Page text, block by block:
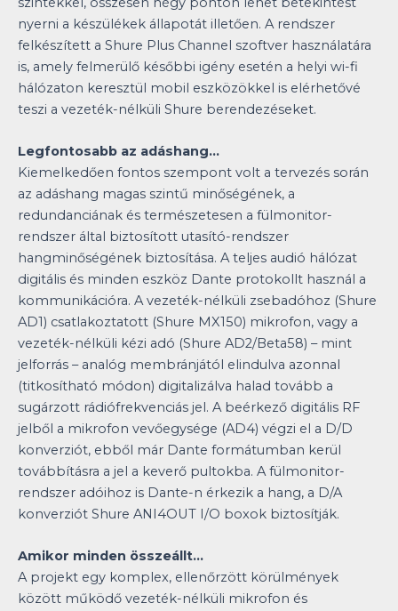
nyerni a készülékek állapotát illetően. A rendszer
felkészített a Shure Plus Channel szoftver használatára
is, amely felmerülő későbbi igény esetén a helyi wi-fi
hálózaton keresztül mobil eszközökkel is elérhetővé
teszi a vezeték-nélküli Shure berendezéseket.
Legfontosabb az adáshang…
Kiemelkedően fontos szempont volt a tervezés során
az adáshang magas szintű minőségének, a
redundanciának és természetesen a fülmonitor-
rendszer által biztosított utasító-rendszer
hangminőségének biztosítása. A teljes audió hálózat
digitális és minden eszköz Dante protokollt használ a
kommunikációra. A vezeték-nélküli zsebadóhoz (Shure
AD1) csatlakoztatott (Shure MX150) mikrofon, vagy a
vezeték-nélküli kézi adó (Shure AD2/Beta58) – mint
jelforrás – analóg membránjától elindulva azonnal
(titkosítható módon) digitalizálva halad tovább a
sugárzott rádiófrekvenciás jel. A beérkező digitális RF
jelből a mikrofon vevőegysége (AD4) végzi el a D/D
konverziót, ebből már Dante formátumban kerül
továbbításra a jel a keverő pultokba. A fülmonitor-
rendszer adóihoz is Dante-n érkezik a hang, a D/A
konverziót Shure ANI4OUT I/O boxok biztosítják.
Amikor minden összeállt…
A projekt egy komplex, ellenőrzött körülmények
között működő vezeték-nélküli mikrofon és